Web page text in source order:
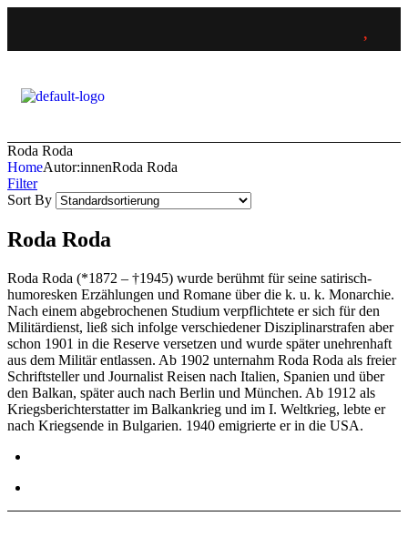
Roda Roda
HomeAutor:innenRoda Roda
Filter
Sort By
Roda Roda
Roda Roda (*1872 – †1945) wurde berühmt für seine satirisch-
humoresken Erzählungen und Romane über die k. u. k. Monarchie.
Nach einem abgebrochenen Studium verpflichtete er sich für den
Militärdienst, ließ sich infolge verschiedener Disziplinarstrafen aber
schon 1901 in die Reserve versetzen und wurde später unehrenhaft
aus dem Militär entlassen. Ab 1902 unternahm Roda Roda als freier
Schriftsteller und Journalist Reisen nach Italien, Spanien und über
den Balkan, später auch nach Berlin und München. Ab 1912 als
Kriegsberichterstatter im Balkankrieg und im I. Weltkrieg, lebte er
nach Kriegsende in Bulgarien. 1940 emigrierte er in die USA.